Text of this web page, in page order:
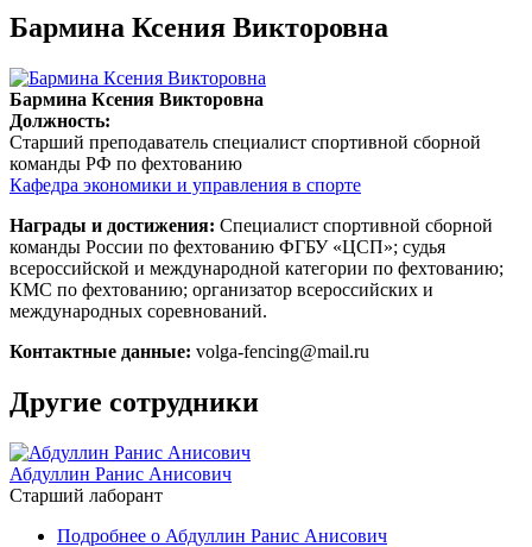
Бармина Ксения Викторовна
Бармина Ксения Викторовна
Должность:
Старший преподаватель специалист спортивной сборной
команды РФ по фехтованию
Кафедра экономики и управления в спорте
Награды и достижения: Специалист спортивной сборной
команды России по фехтованию ФГБУ «ЦСП»; судья
всероссийской и международной категории по фехтованию;
КМС по фехтованию; организатор всероссийских и
международных соревнований.
Контактные данные: volga-fencing@mail.ru
Другие сотрудники
Абдуллин Ранис Анисович
Старший лаборант
Подробнее о Абдуллин Ранис Анисович